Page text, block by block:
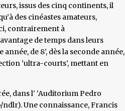
issus des cinq continents, il
des cinéastes amateurs,
contrairement à
de temps dans leurs
de 8’, dès la seconde année,
‘ultra-courts’, mettant en
dans l’ ‘Auditorium Pedro
ndlr). Une connaissance, Francis